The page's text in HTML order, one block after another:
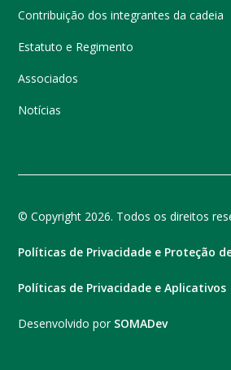
Contribuição dos integrantes da cadeia
Estatuto e Regimento
Associados
Notícias
© Copyright 2026. Todos os direitos
Políticas de Privacidade e Proteção
Políticas de Privacidade e Aplicativos
Desenvolvido por SOMADev